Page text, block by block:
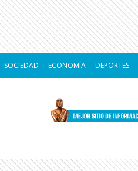
SOCIEDAD ECONOMÍA DEPORTES